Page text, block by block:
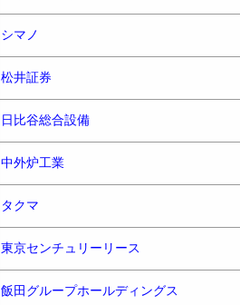
シマノ
松井証券
日比谷総合設備
中外炉工業
タクマ
東京センチュリーリース
飯田グループホールディングス